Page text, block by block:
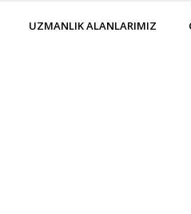
UZMANLIK ALANLARIMIZ